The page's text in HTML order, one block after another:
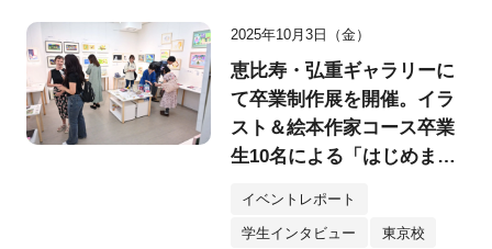
2025年10月3日（金）
恵比寿・弘重ギャラリーに
て卒業制作展を開催。イラ
スト＆絵本作家コース卒業
生10名による「はじめまし
イベントレポート
学生インタビュー 東京校